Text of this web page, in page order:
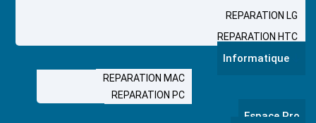
REPARATION LG
REPARATION HTC
Informatique
REPARATION MAC
REPARATION PC
Espace Pro